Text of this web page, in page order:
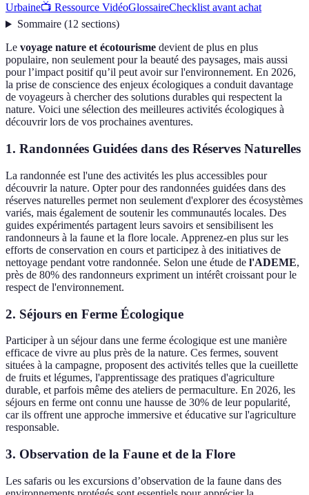
Urbaine📺 Ressource VidéoGlossaireChecklist avant achat
Sommaire(12 sections)
Le voyage nature et écotourisme devient de plus en plus
populaire, non seulement pour la beauté des paysages, mais aussi
pour l’impact positif qu’il peut avoir sur l'environnement. En 2026,
la prise de conscience des enjeux écologiques a conduit davantage
de voyageurs à chercher des solutions durables qui respectent la
nature. Voici une sélection des meilleures activités écologiques à
découvrir lors de vos prochaines aventures.
1. Randonnées Guidées dans des Réserves Naturelles
La randonnée est l'une des activités les plus accessibles pour
découvrir la nature. Opter pour des randonnées guidées dans des
réserves naturelles permet non seulement d'explorer des écosystèmes
variés, mais également de soutenir les communautés locales. Des
guides expérimentés partagent leurs savoirs et sensibilisent les
randonneurs à la faune et la flore locale. Apprenez-en plus sur les
efforts de conservation en cours et participez à des initiatives de
nettoyage pendant votre randonnée. Selon une étude de l'ADEME,
près de 80% des randonneurs expriment un intérêt croissant pour le
respect de l'environnement.
2. Séjours en Ferme Écologique
Participer à un séjour dans une ferme écologique est une manière
efficace de vivre au plus près de la nature. Ces fermes, souvent
situées à la campagne, proposent des activités telles que la cueillette
de fruits et légumes, l'apprentissage des pratiques d'agriculture
durable, et parfois même des ateliers de permaculture. En 2026, les
séjours en ferme ont connu une hausse de 30% de leur popularité,
car ils offrent une approche immersive et éducative sur l'agriculture
responsable.
3. Observation de la Faune et de la Flore
Les safaris ou les excursions d’observation de la faune dans des